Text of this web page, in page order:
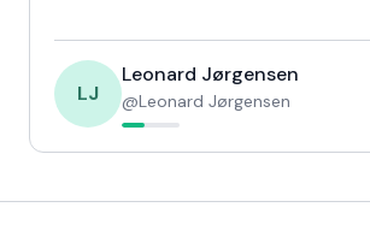
LJ
Leonard Jørgensen
@Leonard Jørgensen